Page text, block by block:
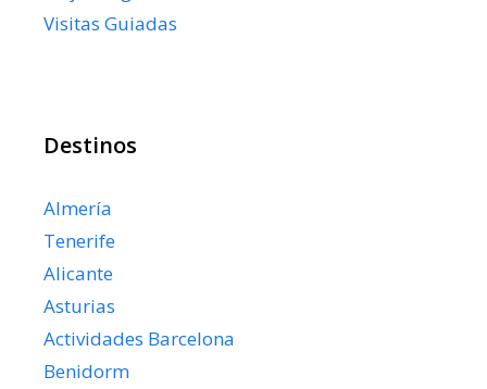
Visitas Guiadas
Destinos
Almería
Tenerife
Alicante
Asturias
Actividades Barcelona
Benidorm